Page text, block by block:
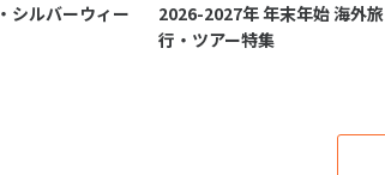
シルバーウィー
2026-2027年 年末年始 海外旅
行・ツアー特集